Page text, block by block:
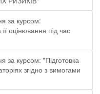
за курсом:
оцінювання під час
за курсом: "Підготовка
згідно з вимогами